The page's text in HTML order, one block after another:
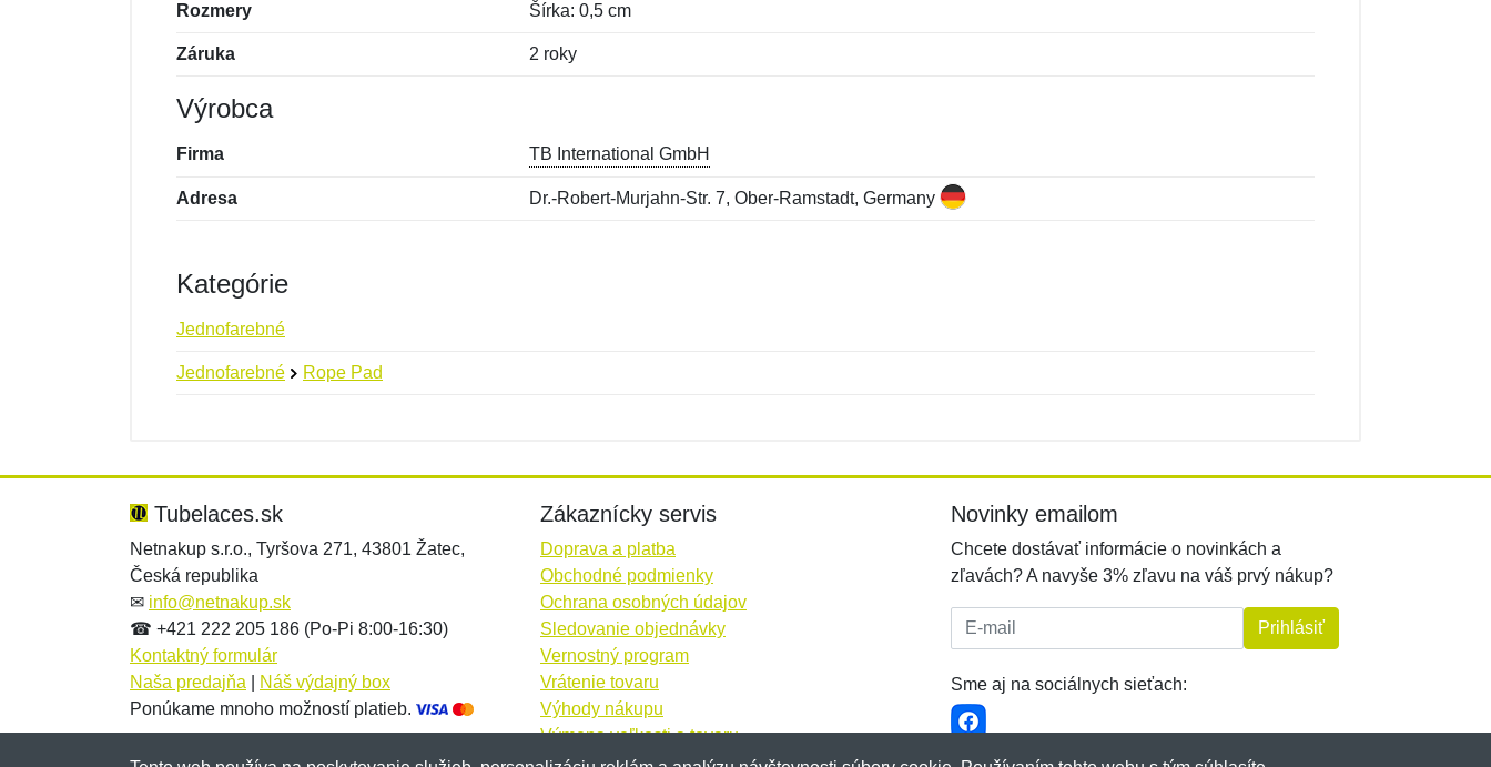
Rozmery Šírka: 0,5 cm
Záruka 2 roky
Výrobca
Firma TB International GmbH
Adresa Dr.-Robert-Murjahn-Str. 7, Ober-Ramstadt, Germany
Kategórie
Jednofarebné
Jednofarebné Rope Pad
Správa*
Správa*
Tubelaces.sk
Netnakup s.r.o., Tyršova 271, 43801 Žatec,
Česká republika
✉ info@netnakup.sk
☎ +421 222 205 186 (Po-Pi 8:00-16:30)
Kontaktný formulár
Naša predajňa
Náš výdajný box
Ponúkame mnoho možností platieb.
Zákaznícky servis
Doprava a platba
Obchodné podmienky
Ochrana osobných údajov
Sledovanie objednávky
Vernostný program
Vrátenie tovaru
Výhody nákupu
Výmena veľkosti a tovaru
Viac informácií...
Novinky emailom
Chcete dostávať informácie o novinkách a
zľavách? A navyše 3% zľavu na váš prvý nákup?
E-mail: Prihlásiť
Sme aj na sociálnych sieťach: